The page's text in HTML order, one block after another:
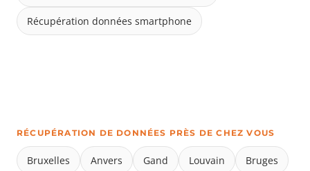
Récupération données smartphone
RÉCUPÉRATION DE DONNÉES PRÈS DE CHEZ VOUS
Bruxelles Anvers Gand Louvain Bruges